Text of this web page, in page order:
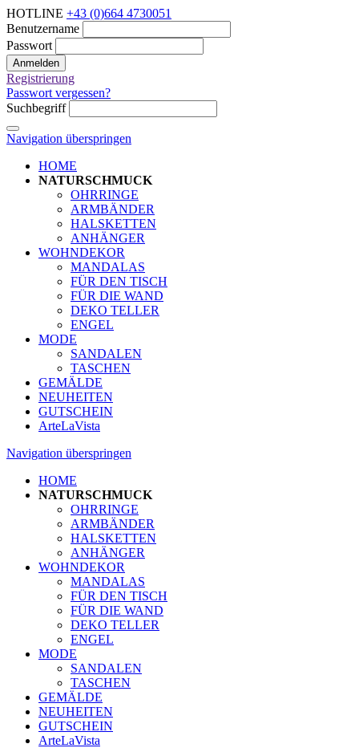
HOTLINE +43 (0)664 4730051
Benutzername
Passwort
Anmelden
Registrierung
Passwort vergessen?
Suchbegriff
Navigation überspringen
HOME
NATURSCHMUCK
OHRRINGE
ARMBÄNDER
HALSKETTEN
ANHÄNGER
WOHNDEKOR
MANDALAS
FÜR DEN TISCH
FÜR DIE WAND
DEKO TELLER
ENGEL
MODE
SANDALEN
TASCHEN
GEMÄLDE
NEUHEITEN
GUTSCHEIN
ArteLaVista
Navigation überspringen
HOME
NATURSCHMUCK
OHRRINGE
ARMBÄNDER
HALSKETTEN
ANHÄNGER
WOHNDEKOR
MANDALAS
FÜR DEN TISCH
FÜR DIE WAND
DEKO TELLER
ENGEL
MODE
SANDALEN
TASCHEN
GEMÄLDE
NEUHEITEN
GUTSCHEIN
ArteLaVista